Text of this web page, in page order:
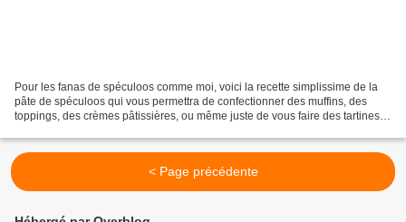
Pour les fanas de spéculoos comme moi, voici la recette simplissime de la
pâte de spéculoos qui vous permettra de confectionner des muffins, des
toppings, des crèmes pâtissières, ou même juste de vous faire des tartines
< Page précédente